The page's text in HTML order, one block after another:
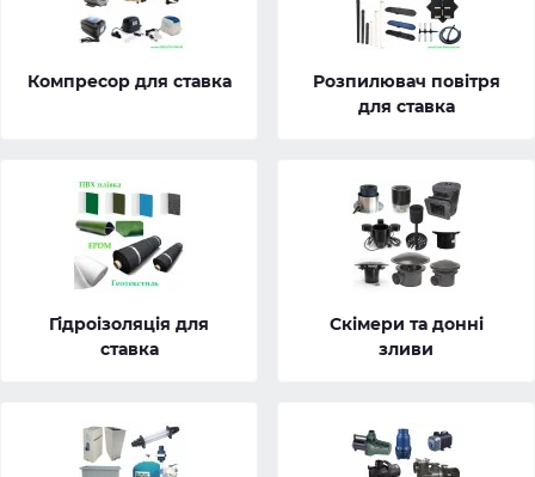
Компресор для ставка
Розпилювач повітря
для ставка
Гідроізоляція для
ставка
Скімери та донні
зливи